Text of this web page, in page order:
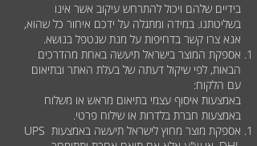
בידיים שלהם ויכול להתרחש עיקוב אשר אינו
בשליטתנו. במידה ומתגלה על ידכם איחור כל שהוא,
אנא צרו קשר בדחיפות על מנת שנטפל בנושא.
אספקת המוצר בישראל תיעשה באחת מהדרכים
הבאות, לפי שיקול דעתה של בעלת האתר ובתיאום
עם הלקוח:
באמצעות איסוף עצמי בתיאום מראש או משלוח
באמצעות חברת בלדרות או שילוח פרטי.
אספקת מוצר מחוץ לישראל תיעשה באמצעות UPS